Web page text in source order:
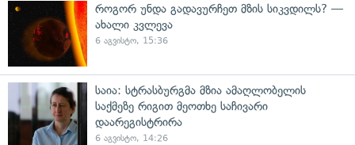
როგორ უნდა გადავურჩეთ მზის სიკვდილს? —
ახალი კვლევა
6 აგვისტო, 15:36
საია: სტრასბურგმა მზია ამაღლობელის
საქმეზე რიგით მეოთხე საჩივარი
დაარეგისტრირა
6 აგვისტო, 14:26